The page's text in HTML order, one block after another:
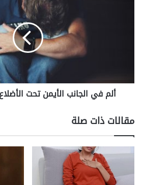
ألم في الجانب الأيمن تحت
مقالات ذات صلة